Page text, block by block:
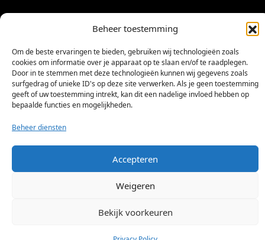
Beheer toestemming
Om de beste ervaringen te bieden, gebruiken wij technologieën zoals
cookies om informatie over je apparaat op te slaan en/of te raadplegen.
Door in te stemmen met deze technologieën kunnen wij gegevens zoals
surfgedrag of unieke ID's op deze site verwerken. Als je geen toestemming
geeft of uw toestemming intrekt, kan dit een nadelige invloed hebben op
bepaalde functies en mogelijkheden.
Beheer diensten
Accepteren
Weigeren
Bekijk voorkeuren
,
9
a
e
s
.
D
e
z
Adres: Hambeukerboord
35
(geen bezoekadres)
info@dutchlrs.nl
+31 45 2123953
2026 Dutch LRS